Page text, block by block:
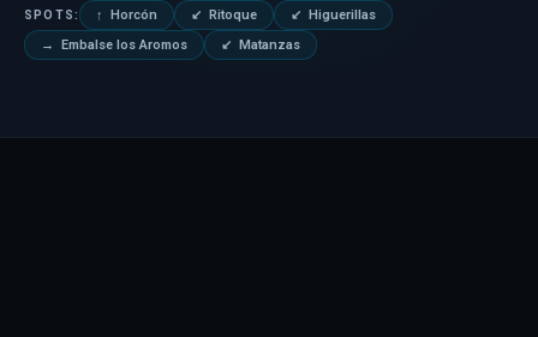
SPOTS: ↑ Horcón ↙ Ritoque
↙ Higuerillas
→ Embalse los Aromos
↙ Matanzas